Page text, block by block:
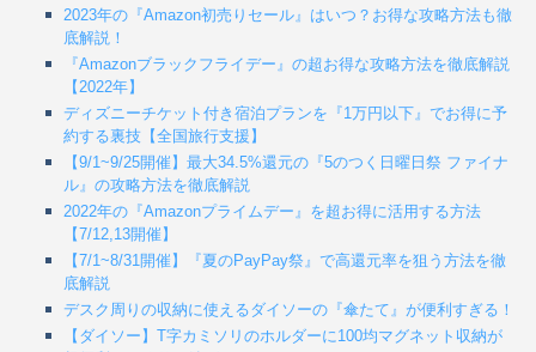
2023年の『Amazon初売りセール』はいつ？お得な攻略方法も徹
底解説！
『Amazonブラックフライデー』の超お得な攻略方法を徹底解説
【2022年】
ディズニーチケット付き宿泊プランを『1万円以下』でお得に予
約する裏技【全国旅行支援】
【9/1~9/25開催】最大34.5%還元の『5のつく日曜日祭 ファイナ
ル』の攻略方法を徹底解説
2022年の『Amazonプライムデー』を超お得に活用する方法
【7/12,13開催】
【7/1~8/31開催】『夏のPayPay祭』で高還元率を狙う方法を徹
底解説
デスク周りの収納に使えるダイソーの『傘たて』が便利すぎる！
【ダイソー】T字カミソリのホルダーに100均マグネット収納が